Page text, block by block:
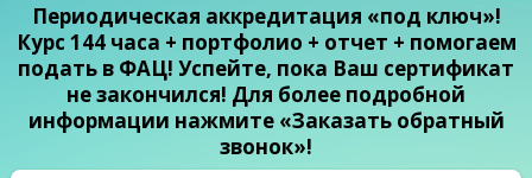
Периодическая аккредитация «под ключ»!
Курс 144 часа + портфолио + отчет + помогаем
подать в ФАЦ! Успейте, пока Ваш сертификат
не закончился! Для более подробной
информации нажмите «Заказать обратный
звонок»!